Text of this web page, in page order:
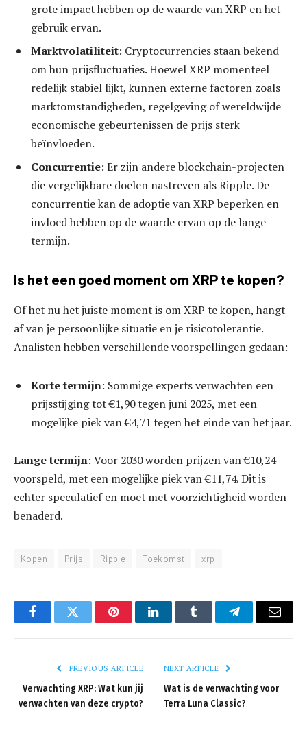
grote impact hebben op de waarde van XRP en het
gebruik ervan.
Marktvolatiliteit: Cryptocurrencies staan bekend
om hun prijsfluctuaties. Hoewel XRP momenteel
redelijk stabiel lijkt, kunnen externe factoren zoals
marktomstandigheden, regelgeving of wereldwijde
economische gebeurtenissen de prijs sterk
beïnvloeden.
Concurrentie: Er zijn andere blockchain-projecten
die vergelijkbare doelen nastreven als Ripple. De
concurrentie kan de adoptie van XRP beperken en
invloed hebben op de waarde ervan op de lange
termijn.
Is het een goed moment om XRP te kopen?
Of het nu het juiste moment is om XRP te kopen, hangt
af van je persoonlijke situatie en je risicotolerantie.
Analisten hebben verschillende voorspellingen gedaan:
Korte termijn: Sommige experts verwachten een
prijsstijging tot €1,90 tegen juni 2025, met een
mogelijke piek van €4,71 tegen het einde van het jaar.
Lange termijn: Voor 2030 worden prijzen van €10,24
voorspeld, met een mogelijke piek van €11,74. Dit is
echter speculatief en moet met voorzichtigheid worden
benaderd.
Kopen Prijs Ripple Toekomst xrp
FacebookTwitter PinterestLinkedInTumblr TelegramEmail
PREVIOUS ARTICLE
Verwachting XRP: Wat kun jij
verwachten van deze crypto?
NEXT ARTICLE
Wat is de verwachting voor
Terra Luna Classic?